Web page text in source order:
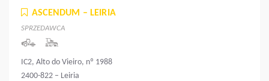
ASCENDUM – LEIRIA
SPRZEDAWCA
IC2, Alto do Vieiro, nº 1988
2400-822 – Leiria